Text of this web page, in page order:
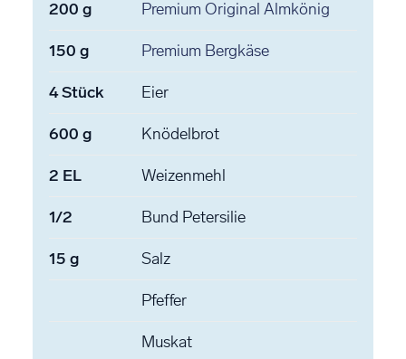
200 g Premium Original Almkönig
150 g Premium Bergkäse
4Stück Eier
600 g Knödelbrot
2 EL Weizenmehl
1/2 Bund Petersilie
15 g Salz
Pfeffer
Muskat